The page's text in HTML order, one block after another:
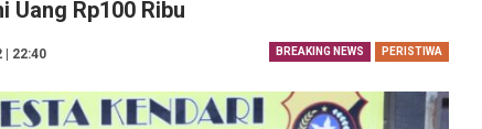
Uang Rp100 Ribu
BREAKING NEWS PERISTIWA
| 22:40